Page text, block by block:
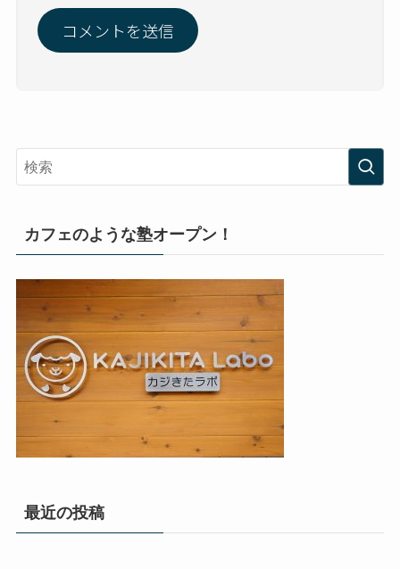
カフェのような塾オープン！
最近の投稿